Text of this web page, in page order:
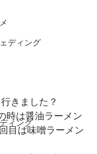
ディング
ィング
きました？
時は醤油ラーメン
目は味噌ラーメン